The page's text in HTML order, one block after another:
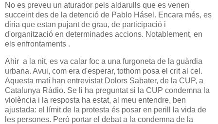
No es preveu un aturador pels aldarulls que es venen
succeint des de la detenció de Pablo Hásel. Encara més, es
diria que estan pujant de grau, de participació i
d'organització en determinades accions. Notablement, en
els enfrontaments .
Ahir a la nit, es va calar foc a una furgoneta de la guàrdia
urbana. Avui, com era d'esperar, tothom posa el crit al cel.
Aquesta matí han entrevistat Dolors Sabater, de la CUP, a
Catalunya Ràdio. Se li ha preguntat si la CUP condemna la
violència i la resposta ha estat, al meu entendre, ben
ajustada: el límit de la protesta és posar en perill la vida de
les persones. Però portar el debat a la condemna de la